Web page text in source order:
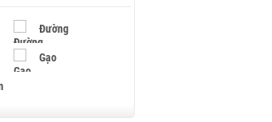
Đường
Gạo